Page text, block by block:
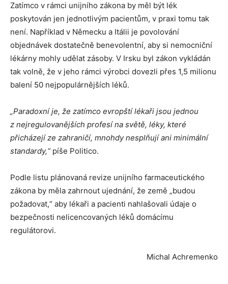
Zatímco v rámci unijního zákona by měl být lék
poskytován jen jednotlivým pacientům, v praxi tomu tak
není. Například v Německu a Itálii je povolování
objednávek dostatečně benevolentní, aby si nemocniční
lékárny mohly udělat zásoby. V Irsku byl zákon vykládán
tak volně, že v jeho rámci výrobci dovezli přes 1,5 milionu
balení 50 nejpopulárnějších léků.
„Paradoxní je, že zatímco evropští lékaři jsou jednou
z nejregulovanějších profesí na světě, léky, které
přicházejí ze zahraničí, mnohdy nesplňují ani minimální
standardy,“ píše Politico.
Podle listu plánovaná revize unijního farmaceutického
zákona by měla zahrnout ujednání, že země „budou
požadovat,“ aby lékaři a pacienti nahlašovali údaje o
bezpečnosti nelicencovaných léků domácímu
regulátorovi.
Michal Achremenko